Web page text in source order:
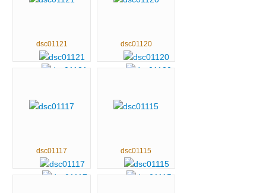
dsc01121 dsc01120
dsc01117 dsc01115